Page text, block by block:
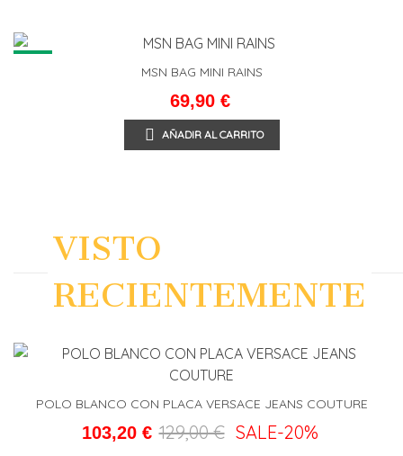
NEW
MSN BAG MINI RAINS
69,90 €
AÑADIR AL CARRITO
VISTO
RECIENTEMENTE
POLO BLANCO CON PLACA VERSACE JEANS COUTURE
103,20 € 129,00 € SALE-20%